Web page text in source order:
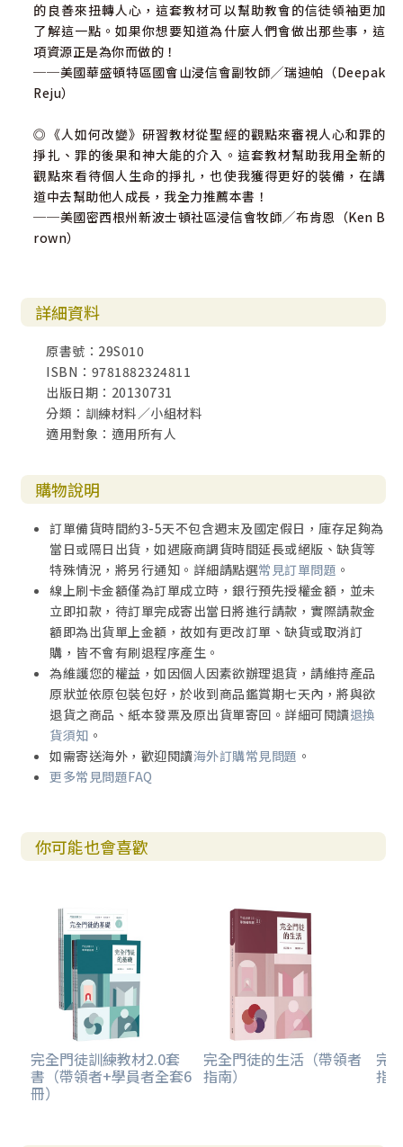
的良善來扭轉人心，這套教材可以幫助教會的信徒領袖更加
了解這一點。如果你想要知道為什麼人們會做出那些事，這
項資源正是為你而做的！
──美國華盛頓特區國會山浸信會副牧師╱瑞迪帕（Deepak
Reju）
◎《人如何改變》研習教材從聖經的觀點來審視人心和罪的
掙扎、罪的後果和神大能的介入。這套教材幫助我用全新的
觀點來看待個人生命的掙扎，也使我獲得更好的裝備，在講
道中去幫助他人成長，我全力推薦本書！
──美國密西根州新波士頓社區浸信會牧師╱布肯恩（Ken B
rown）
詳細資料
原書號：29S010
ISBN：9781882324811
出版日期：20130731
分類：訓練材料／小組材料
適用對象：適用所有人
購物說明
訂單備貨時間約3-5天不包含週末及國定假日，庫存足夠為
當日或隔日出貨，如遇廠商調貨時間延長或絕版、缺貨等
特殊情況，將另行通知。詳細請點選常見訂單問題 。
線上刷卡金額僅為訂單成立時，銀行預先授權金額，並未
立即扣款，待訂單完成寄出當日將進行請款，實際請款金
額即為出貨單上金額，故如有更改訂單、缺貨或取消訂
購，皆不會有刷退程序產生。
為維護您的權益，如因個人因素欲辦理退貨，請維持產品
原狀並依原包裝包好，於收到商品鑑賞期七天內，將與欲
退貨之商品、紙本發票及原出貨單寄回。詳細可閱讀退換
貨須知 。
如需寄送海外，歡迎閱讀海外訂購常見問題 。
更多常見問題FAQ
你可能也會喜歡
完全門徒訓練教材2.0套
書（帶領者+學員者全套6
冊）
完全門徒的生活（帶領者
指南）
完
指